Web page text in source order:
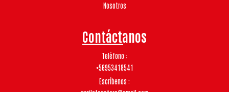
Nosotros
Contáctanos
Teléfono
+56953418541
Escríbenos